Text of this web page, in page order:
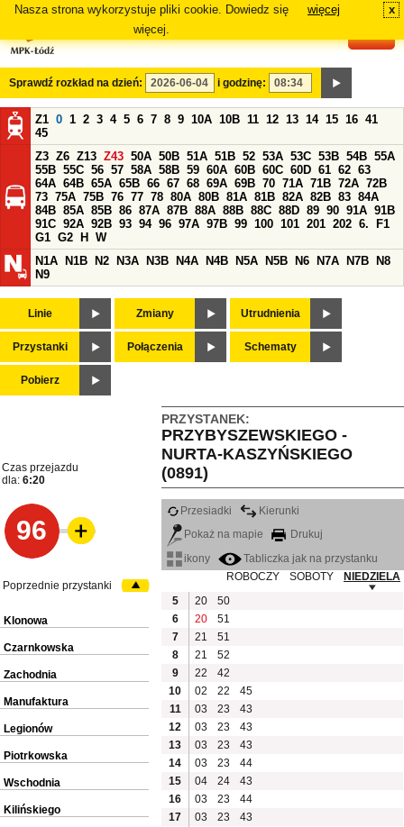
Nasza strona wykorzystuje pliki cookie. Dowiedz się
więcej.
więcej x
Sprawdź rozkład na dzień: i godzinę:
Z1 0 1 2 3 4 5 6 7 8 9 10A 10B 11 12 13 14 15 16 41
45
Z3 Z6 Z13 Z43 50A 50B 51A 51B 52 53A 53C 53B 54B 55A
55B 55C 56 57 58A 58B 59 60A 60B 60C 60D 61 62 63
64A 64B 65A 65B 66 67 68 69A 69B 70 71A 71B 72A 72B
73 75A 75B 76 77 78 80A 80B 81A 81B 82A 82B 83 84A
84B 85A 85B 86 87A 87B 88A 88B 88C 88D 89 90 91A 91B
91C 92A 92B 93 94 96 97A 97B 99 100 101 201 202 6.
F1
G1 G2 H
W
N1A
N1B N2 N3A N3B N4A N4B N5A N5B N6 N7A N7B
N8
N9
Linie Zmiany Utrudnienia
Przystanki Połączenia Schematy
Pobierz
PRZYSTANEK:
PRZYBYSZEWSKIEGO -
NURTA-KASZYŃSKIEGO
(0891)
Czas przejazdu
dla: 6:20
96
Przesiadki
Kierunki
Pokaż na mapie
Drukuj
ikony
Tabliczka jak na przystanku
ROBOCZY
SOBOTY
NIEDZIELA
5
20
50
6
20
51
7
21
51
8
21
52
9
22
42
10
02 22
45
11
03 23
43
12
03 23
43
13
03 23
43
14
03 23
44
15
04 24
43
16
03 23
44
17
03 23
43
Poprzednie przystanki
Klonowa
Czarnkowska
Zachodnia
Manufaktura
Legionów
Piotrkowska
Wschodnia
Kilińskiego